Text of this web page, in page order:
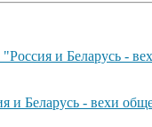
и Беларусь -
Беларусь - вехи